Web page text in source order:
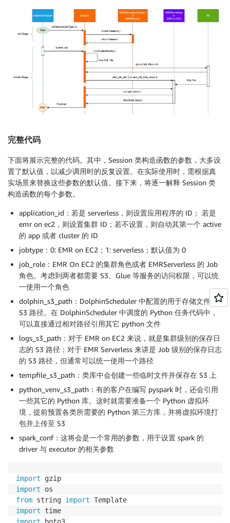
完整代码
下面将展示完整的代码。其中，Session 类构造函数的参数，大多设
置了默认值，以减少调用时的反复设置。在实际使用时，需根据真
实场景来替换这些参数的默认值。接下来，将逐一解释 Session 类
构造函数的每个参数。
application_id：若是 serverless，则设置应用程序的 ID； 若是
emr on ec2，则设置集群 ID；若不设置，则自动其第一个 active
的 app 或者 cluster 的 ID
jobtype：0: EMR on EC2；1: serverless；默认值为 0
job_role：EMR On EC2 的集群角色或者 EMRServerless 的 Job
角色。考虑到两者都需要 S3、Glue 等服务的访问权限，可以统
一使用一个角色
dolphin_s3_path：DolphinScheduler 中配置的用于存储文件的
S3 路径。在 DolphinScheduler 中调度的 Python 任务代码中，
可以直接通过相对路径引用其它 python 文件
logs_s3_path：对于 EMR on EC2 来说，就是集群级别的保存日
志的 S3 路径；对于 EMR Serverless 来讲是 Job 级别的保存日志
的 S3 路径，但通常可以统一使用一个路径
tempfile_s3_path：类库中会创建一些临时文件并保存在 S3 上
python_venv_s3_path：有的客户在编写 pyspark 时，还会引用
一些其它的 Python 库。这时就需要准备一个 Python 虚拟环
境，提前预置各类所需要的 Python 第三方库，并将虚拟环境打
包并上传至 S3
spark_conf：这将会是一个常用的参数，用于设置 spark 的
driver 与 executor 的相关参数
import
import
from string import
import